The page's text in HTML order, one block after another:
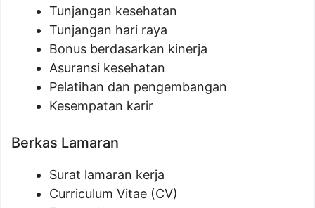
Tunjangan kesehatan
Tunjangan hari raya
Bonus berdasarkan kinerja
Asuransi kesehatan
Pelatihan dan pengembangan
Kesempatan karir
Berkas Lamaran
Surat lamaran kerja
Curriculum Vitae (CV)